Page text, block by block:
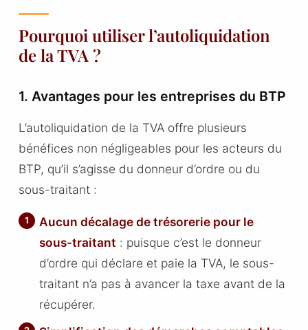
Pourquoi utiliser l’autoliquidation
de la TVA ?
1. Avantages pour les entreprises du BTP
L’autoliquidation de la TVA offre plusieurs
bénéfices non négligeables pour les acteurs du
BTP, qu’il s’agisse du donneur d’ordre ou du
sous-traitant :
Aucun décalage de trésorerie pour le
sous-traitant : puisque c’est le donneur
d’ordre qui déclare et paie la TVA, le sous-
traitant n’a pas à avancer la taxe avant de la
récupérer.